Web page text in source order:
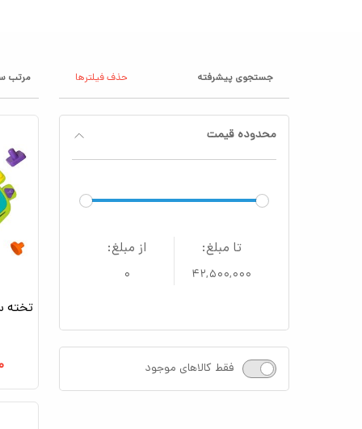
جستجوی پیشرفته حذف فیلترها
محدوده قیمت
از مبلغ:
۰
تا مبلغ:
۴۲,۵۰۰,۰۰۰
فقط کالاهای موجود
مرتب
تخته